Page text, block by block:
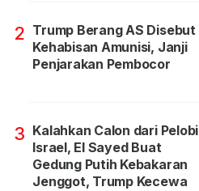
2 Trump Berang AS Disebut
Kehabisan Amunisi, Janji
Penjarakan Pembocor
3 Kalahkan Calon dari Pelobi
Israel, El Sayed Buat
Gedung Putih Kebakaran
Jenggot, Trump Kecewa